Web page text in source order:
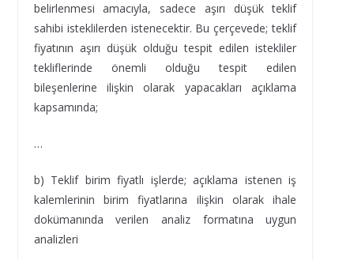
belirlenmesi amacıyla, sadece aşırı düşük teklif
sahibi isteklilerden istenecektir. Bu çerçevede; teklif
fiyatının aşırı düşük olduğu tespit edilen istekliler
tekliflerinde önemli olduğu tespit edilen
bileşenlerine ilişkin olarak yapacakları açıklama
kapsamında;
…
b) Teklif birim fiyatlı işlerde; açıklama istenen iş
kalemlerinin birim fiyatlarına ilişkin olarak ihale
dokümanında verilen analiz formatına uygun
analizleri